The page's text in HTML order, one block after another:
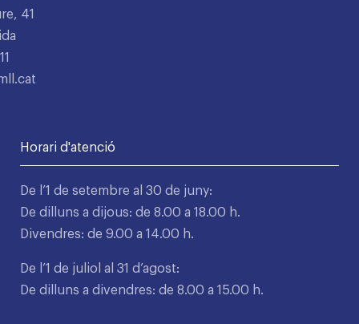
41
Horari d'atenció
De l’1 de setembre al 30 de juny:
De dilluns a dijous: de 8.00 a 18.00 h.
Divendres: de 9.00 a 14.00 h.
De l’1 de juliol al 31 d’agost:
De dilluns a divendres: de 8.00 a 15.00 h.